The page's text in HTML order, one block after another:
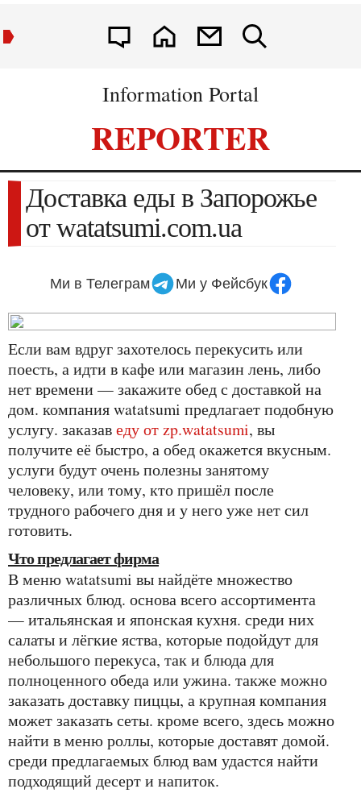
Information Portal
REPORTER
Доставка еды в Запорожье
от watatsumi.com.ua
Ми в Телеграм Ми у Фейсбук
если вам вдруг захотелось перекусить или
поесть, а идти в кафе или магазин лень, либо
нет времени — закажите обед с доставкой на
дом. компания watatsumi предлагает подобную
услугу. заказаведу от zp.watatsumi, вы
получите её быстро, а обед окажется вкусным.
услуги будут очень полезны занятому
человеку, или тому, кто пришёл после
трудного рабочего дня и у него уже нет сил
готовить.
что предлагает фирма
в меню watatsumi вы найдёте множество
различных блюд. основа всего ассортимента
— итальянская и японская кухня. среди них
салаты и лёгкие яства, которые подойдут для
небольшого перекуса, так и блюда для
полноценного обеда или ужина. также можно
заказать доставку пиццы, а крупная компания
может заказать сеты. кроме всего, здесь можно
найти в меню роллы, которые доставят домой.
среди предлагаемых блюд вам удастся найти
подходящий десерт и напиток.